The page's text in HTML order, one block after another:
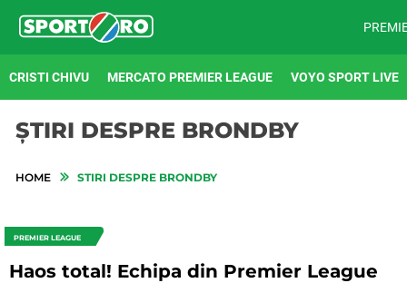
CRISTI CHIVU MERCATO PREMIER LEAGUE VOYO SPORT LIVE
ȘTIRI DESPRE BRONDBY
HOME STIRI DESPRE BRONDBY
PREMIER LEAGUE
Haos total! Echipa din Premier League